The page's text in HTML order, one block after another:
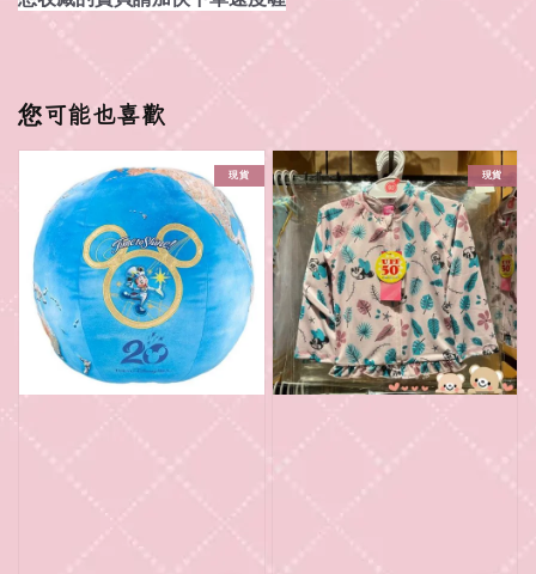
您可能也喜歡
現貨 現貨